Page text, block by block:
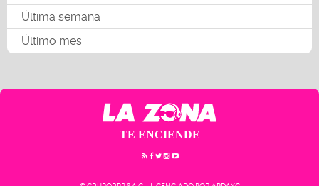
Última semana
Último mes
TE ENCIENDE